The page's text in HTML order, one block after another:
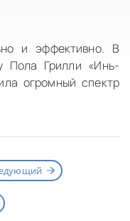
и эффективно. В
Пола Грилли «Инь-
огромный спектр